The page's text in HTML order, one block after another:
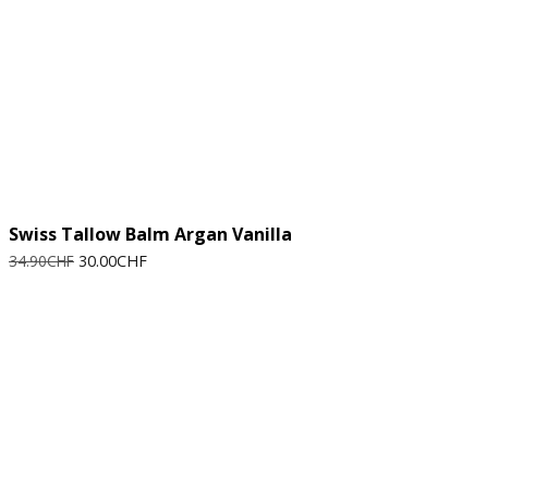
Swiss Tallow Balm Argan Vanilla
34.90CHF
Ursprünglicher
30.00CHF
Aktueller